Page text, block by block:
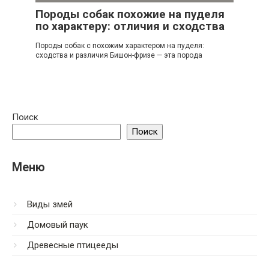
Породы собак похожие на пуделя
по характеру: отличия и сходства
Породы собак с похожим характером на пуделя:
сходства и различия Бишон-фризе — эта порода
Поиск
Поиск
Меню
Виды змей
Домовый паук
Древесные птицееды